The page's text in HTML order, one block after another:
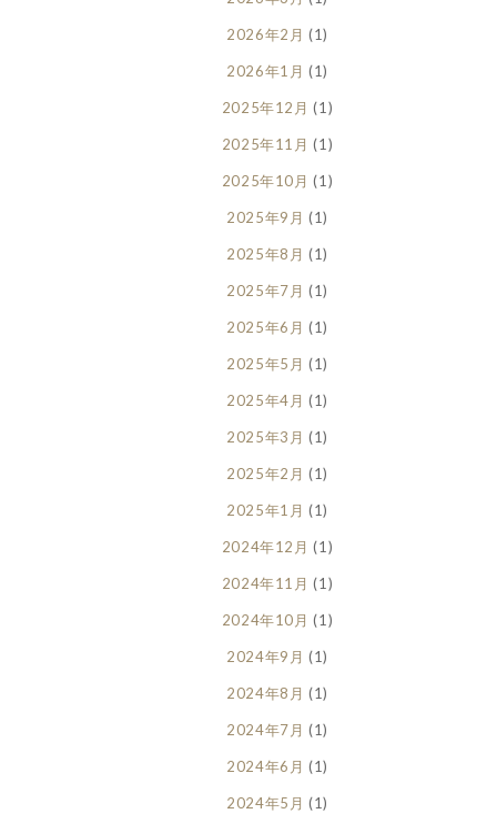
2026年2月 (1)
2026年1月 (1)
2025年12月 (1)
2025年11月 (1)
2025年10月 (1)
2025年9月 (1)
2025年8月 (1)
2025年7月 (1)
2025年6月 (1)
2025年5月 (1)
2025年4月 (1)
2025年3月 (1)
2025年2月 (1)
2025年1月 (1)
2024年12月 (1)
2024年11月 (1)
2024年10月 (1)
2024年9月 (1)
2024年8月 (1)
2024年7月 (1)
2024年6月 (1)
2024年5月 (1)